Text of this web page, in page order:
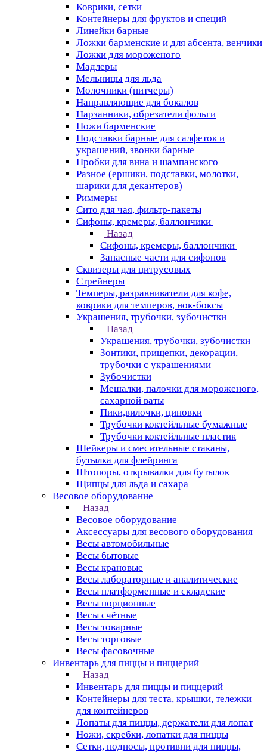
Коврики, сетки
Контейнеры для фруктов и специй
Линейки барные
Ложки барменские и для абсента, венчики
Ложки для мороженого
Мадлеры
Мельницы для льда
Молочники (питчеры)
Направляющие для бокалов
Нарзанники, обрезатели фольги
Ножи барменские
Подставки барные для салфеток и
украшений, звонки барные
Пробки для вина и шампанского
Разное (ершики, подставки, молотки,
шарики для декантеров)
Риммеры
Сито для чая, фильтр-пакеты
Сифоны, кремеры, баллончики
Назад
Сифоны, кремеры, баллончики
Запасные части для сифонов
Сквизеры для цитрусовых
Стрейнеры
Темперы, разравниватели для кофе,
коврики для темперов, нок-боксы
Украшения, трубочки, зубочистки
Назад
Украшения, трубочки, зубочистки
Зонтики, прищепки, декорации,
трубочки с украшениями
Зубочистки
Мешалки, палочки для мороженого,
сахарной ваты
Пики,вилочки, циновки
Трубочки коктейльные бумажные
Трубочки коктейльные пластик
Шейкеры и смесительные стаканы,
бутылка для флейринга
Штопоры, открывалки для бутылок
Щипцы для льда и сахара
Весовое оборудование
Назад
Весовое оборудование
Аксессуары для весового оборудования
Весы автомобильные
Весы бытовые
Весы крановые
Весы лабораторные и аналитические
Весы платформенные и складские
Весы порционные
Весы счётные
Весы товарные
Весы торговые
Весы фасовочные
Инвентарь для пиццы и пиццерий
Назад
Инвентарь для пиццы и пиццерий
Контейнеры для теста, крышки, тележки
для контейнеров
Лопаты для пиццы, держатели для лопат
Ножи, скребки, лопатки для пиццы
Сетки, подносы, противни для пиццы,